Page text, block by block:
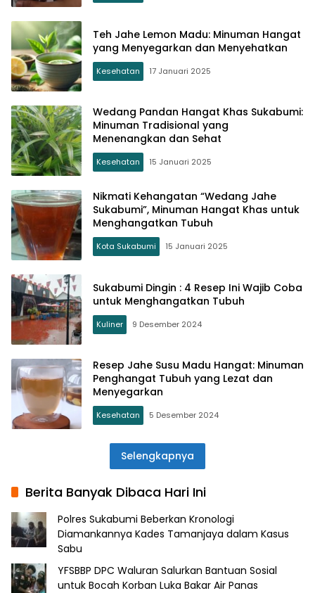
Teh Jahe Lemon Madu: Minuman Hangat
yang Menyegarkan dan Menyehatkan
Kesehatan 17 Januari 2025
Wedang Pandan Hangat Khas Sukabumi:
Minuman Tradisional yang
Menenangkan dan Sehat
Kesehatan 15 Januari 2025
Nikmati Kehangatan “Wedang Jahe
Sukabumi”, Minuman Hangat Khas untuk
Menghangatkan Tubuh
Kota Sukabumi 15 Januari 2025
Sukabumi Dingin : 4 Resep Ini Wajib Coba
untuk Menghangatkan Tubuh
Kuliner 9 Desember 2024
Resep Jahe Susu Madu Hangat: Minuman
Penghangat Tubuh yang Lezat dan
Menyegarkan
Kesehatan 5 Desember 2024
Selengkapnya
Berita Banyak Dibaca Hari Ini
Polres Sukabumi Beberkan Kronologi
Diamankannya Kades Tamanjaya dalam Kasus
Sabu
YFSBBP DPC Waluran Salurkan Bantuan Sosial
untuk Bocah Korban Luka Bakar Air Panas